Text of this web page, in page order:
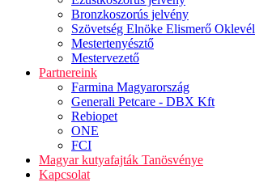
Bronzkoszorús jelvény
Szövetség Elnöke Elismerő Oklevél
Mestertenyésztő
Mestervezető
Partnereink
Farmina Magyarország
Generali Petcare - DBX Kft
Rebiopet
ONE
FCI
Magyar kutyafajták Tanösvénye
Kapcsolat